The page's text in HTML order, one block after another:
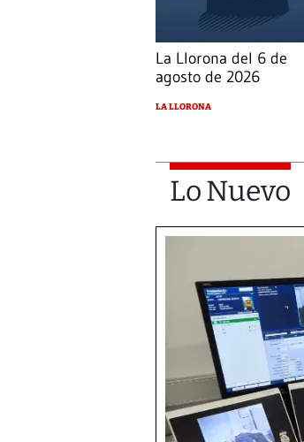
La Llorona del 6 de
agosto de 2026
LA LLORONA
Lo Nuevo